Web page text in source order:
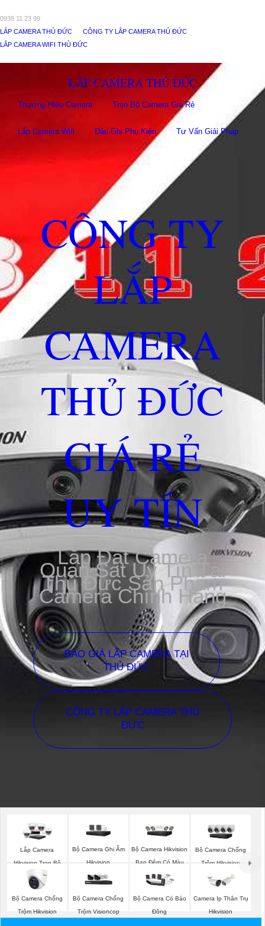
0938 11 23 99
LẮP CAMERA THỦ ĐỨC
CÔNG TY LẮP CAMERA THỦ ĐỨC
LẮP CAMERA WIFI THỦ ĐỨC
LẮP CAMERA THỦ ĐỨC
Thương Hiệu Camera Trọn Bộ Camera Giá Rẻ
Lắp Camera Wifi Đầu Ghi Phụ Kiên Tư Vấn Giải Pháp
CÔNG TY
LẮP
CAMERA
THỦ ĐỨC
GIÁ RẺ
UY TÍN
Lắp Đặt Camera
Quan Sát Uy Tín Tại
Thủ Đức Sản Phẩm
Camera Chính Hãng
BÁO GIÁ LẮP CAMERA TẠI
THỦ ĐỨC
CÔNG TY LẮP CAMERA THỦ
ĐỨC
Lắp Camera
Hikvision Trọn Bộ
Bộ Camera Ghi Âm
Hikvision
Bộ Camera Hikvision
Ban Đêm Có Màu
Bô Camera Chống
Trộm Hikvision
Bộ Camera Chống
Trộm Hikvision
Bộ Camera Chống
Trộm Visioncop
Bộ Camera Có Báo
Đông
Camera Ip Thân Trụ
Hikvision